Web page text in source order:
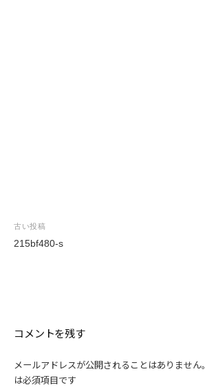
投
稿
シ
ョ
ン
古い投稿
215bf480-s
コメントを残す
メールアドレスが公開されることはありません。
は必須項目です